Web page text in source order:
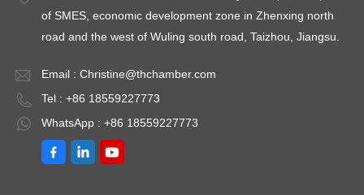
of SMES, economic development zone in Zhenxing north
road and the west of Wuling south road, Taizhou, Jiangsu.
Email : Christine@thchamber.com
Tel : +86 18559227773
WhatsApp : +86 18559227773